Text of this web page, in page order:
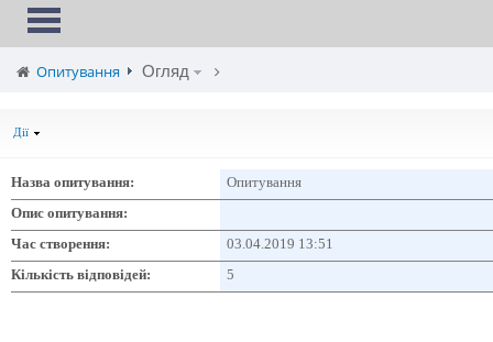
селищної ради
Сайт працює в тестовому режимі
Toggle
navigation
Опитування
Огляд
Дії
Назва опитування:
Опитування
Опис опитування:
Час створення:
03.04.2019 13:51
Кількість відповідей:
5